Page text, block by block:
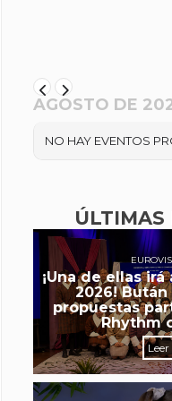
AGOSTO DE
NO HAY EVENTOS
ÚLTIMAS
¡Una de ellas
2026!
propuestas
Rhythm